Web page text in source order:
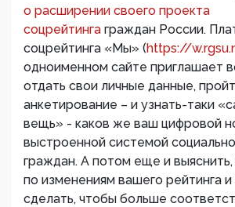
о расширении своего проекта
соцрейтинга граждан России.
соцрейтинга «Мы» (https://
одноименном сайте приглашает
отдать свои личные данные,
анкетирование – и узнать-таки
вещь» - каков же ваш цифровой
выстроенной системой
граждан. А потом еще и выяснить,
по изменениям вашего рейтинга
сделать, чтобы больше